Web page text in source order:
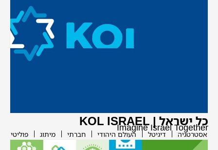
כל ישראל | KOL ISRAEL
Imagine Israel Together
אסטרטגיה דיגיטל העולם היהודי חברתי מיתוג פוליטי